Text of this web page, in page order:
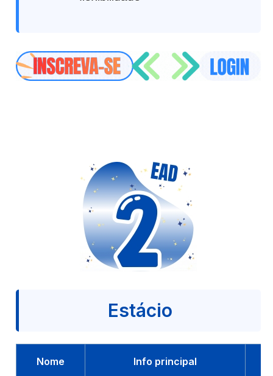
Estácio
Nome Info principal